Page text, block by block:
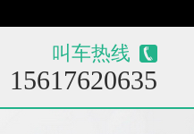
叫车热线
15617620635